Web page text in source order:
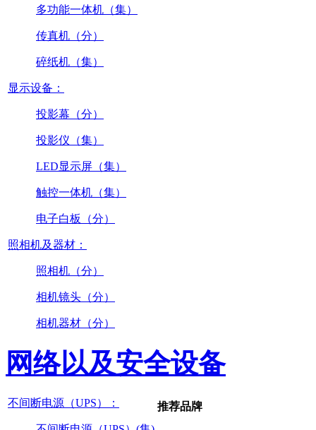
多功能一体机（集）
传真机（分）
碎纸机（集）
显示设备：
投影幕（分）
投影仪（集）
LED显示屏（集）
触控一体机（集）
电子白板（分）
照相机及器材：
照相机（分）
相机镜头（分）
相机器材（分）
网络以及安全设备
不间断电源（UPS）： 推荐品牌